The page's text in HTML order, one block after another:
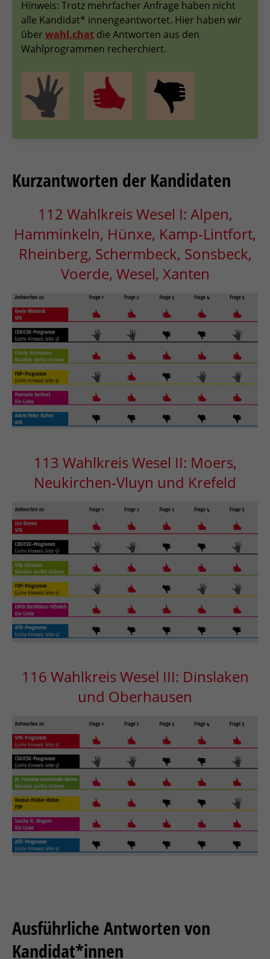
Hinweis: Trotz mehrfacher Anfrage haben nicht
alle Kandidat* innengeantwortet. Hier haben wir
über wahl.chat die Antworten aus den
Wahlprogrammen recherchiert.
Kurzantworten der Kandidaten
112 Wahlkreis Wesel I: Alpen,
Hamminkeln, Hünxe, Kamp-Lintfort,
Rheinberg, Schermbeck, Sonsbeck,
Voerde, Wesel, Xanten
113 Wahlkreis Wesel II: Moers,
Neukirchen-Vluyn und Krefeld
116 Wahlkreis Wesel III: Dinslaken
und Oberhausen
Ausführliche Antworten von
Kandidat*innen